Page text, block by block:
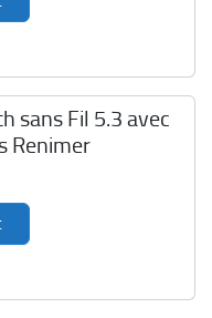
sans Fil 5.3 avec
Renimer